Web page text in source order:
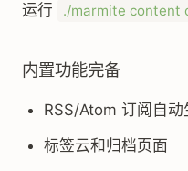
运行 ./marmite content
内置功能完备
RSS/Atom 订阅自动
标签云和归档页面